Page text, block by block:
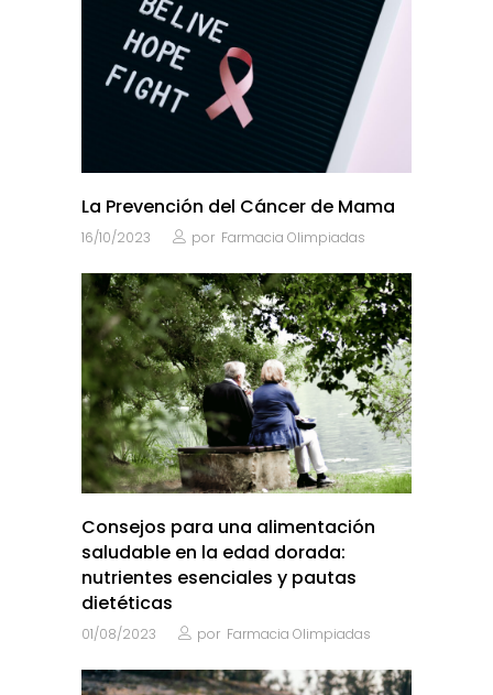
La Prevención del Cáncer de Mama
16/10/2023 por Farmacia Olimpiadas
Consejos para una alimentación
saludable en la edad dorada:
nutrientes esenciales y pautas
dietéticas
01/08/2023 por Farmacia Olimpiadas